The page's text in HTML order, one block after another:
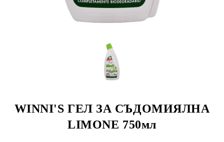
WINNI'S ГЕЛ ЗА СЪДОМИЯЛНА
LIMONE 750мл